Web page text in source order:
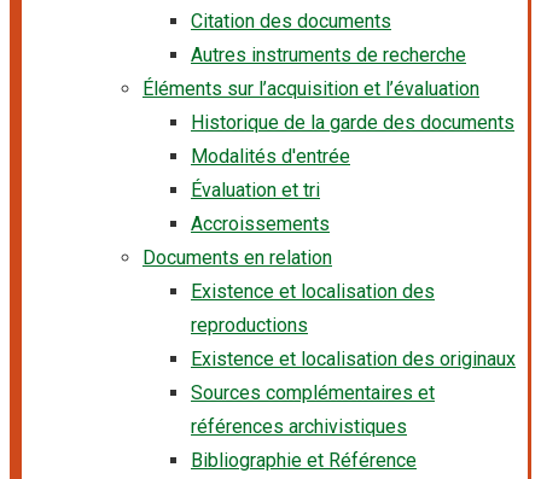
Citation des documents
Autres instruments de recherche
Éléments sur l’acquisition et l’évaluation
Historique de la garde des documents
Modalités d'entrée
Évaluation et tri
Accroissements
Documents en relation
Existence et localisation des
reproductions
Existence et localisation des originaux
Sources complémentaires et
références archivistiques
Bibliographie et Référence